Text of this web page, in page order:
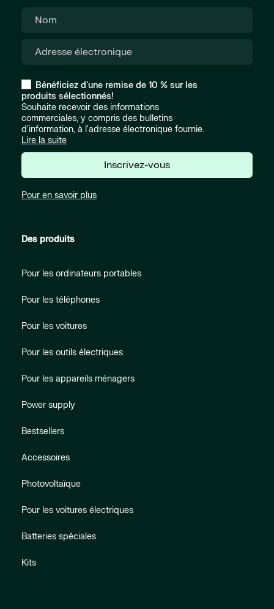
Bénéficiez d'une remise de 10 % sur les
produits sélectionnés!
Souhaite recevoir des informations
commerciales, y compris des bulletins
d'information, à l'adresse électronique fournie.
Lire la suite
Inscrivez-vous
Pour en savoir plus
Des produits
Pour les ordinateurs portables
Pour les téléphones
Pour les voitures
Pour les outils électriques
Pour les appareils ménagers
Power supply
Bestsellers
Accessoires
Photovoltaïque
Pour les voitures électriques
Batteries spéciales
Kits